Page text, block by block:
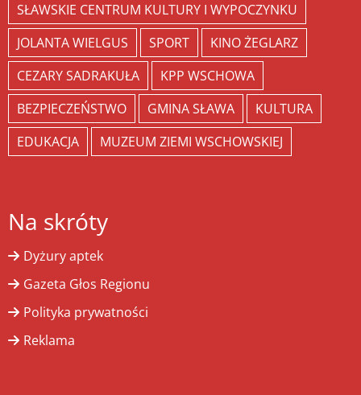
SŁAWSKIE CENTRUM KULTURY I WYPOCZYNKU
JOLANTA WIELGUS
SPORT
KINO ŻEGLARZ
CEZARY SADRAKUŁA
KPP WSCHOWA
BEZPIECZEŃSTWO
GMINA SŁAWA
KULTURA
EDUKACJA
MUZEUM ZIEMI WSCHOWSKIEJ
Na skróty
Dyżury aptek
Gazeta Głos Regionu
Polityka prywatności
Reklama